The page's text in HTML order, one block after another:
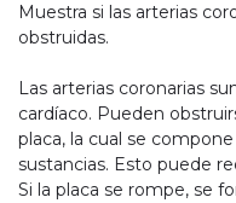
Muestra si las arterias
obstruidas.
Las arterias coronarias
cardíaco. Pueden
placa, la cual se
sustancias. Esto puede
Si la placa se rompe, se